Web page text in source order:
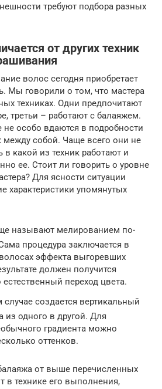
требуют подбора разных
от других техник
волос сегодня приобретает
Мы говорили о том, что мастера
техниках. Одни предпочитают
третьи – работают с балаяжем.
не особо вдаются в подробности
между собой. Чаще всего они не
в какой из техник работают и
ее. Стоит ли говорить о уровне
Для ясности ситуации
характеристики упомянутых
называют мелированием по-
процедура заключается в
эффекта выгоревших
должен получится
переход цвета.
создается вертикальный
из одного в другой. Для
градиента можно
оттенков.
от выше перечисленных
в технике его выполнения,